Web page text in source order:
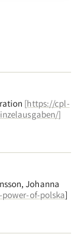
[https://cpl-
]
Johanna
of-polska]